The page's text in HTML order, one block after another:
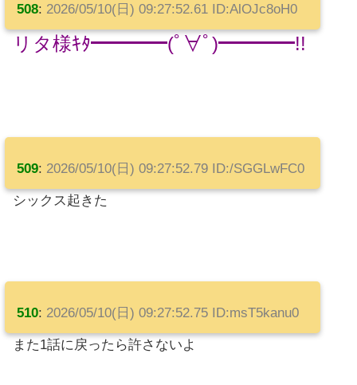
508: 2026/05/10(日) 09:27:52.61 ID:AlOJc8oH0
リタ様ｷﾀ━━━━(ﾟ∀ﾟ)━━━━!!
509: 2026/05/10(日) 09:27:52.79 ID:/SGGLwFC0
シックス起きた
510: 2026/05/10(日) 09:27:52.75 ID:msT5kanu0
また1話に戻ったら許さないよ